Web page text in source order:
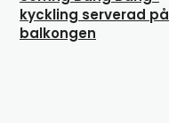
kyckling serverad på
balkongen